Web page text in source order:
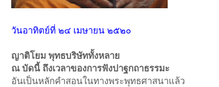
วันอาทิตย์ที่ ๒๔ เมษายน ๒๕๒๐
ญาติโยม พุทธบริษัททั้งหลาย
ณ บัดนี้ ถึงเวลาของการฟังปาฐกถาธรรมะ
อันเป็นหลักคำสอนในทางพระพุทธศาสนาแล้ว